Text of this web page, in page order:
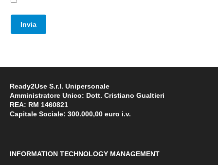
Invia
Ready2Use S.r.l. Unipersonale
Amministratore Unico: Dott. Cristiano Gualtieri
REA: RM 1460821
Capitale Sociale: 300.000,00 euro i.v.
INFORMATION TECHNOLOGY MANAGEMENT